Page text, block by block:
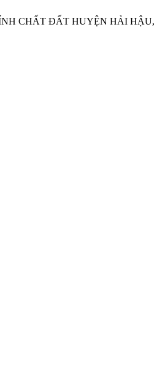
CHẤT ĐẤT HUYỆN HẢI